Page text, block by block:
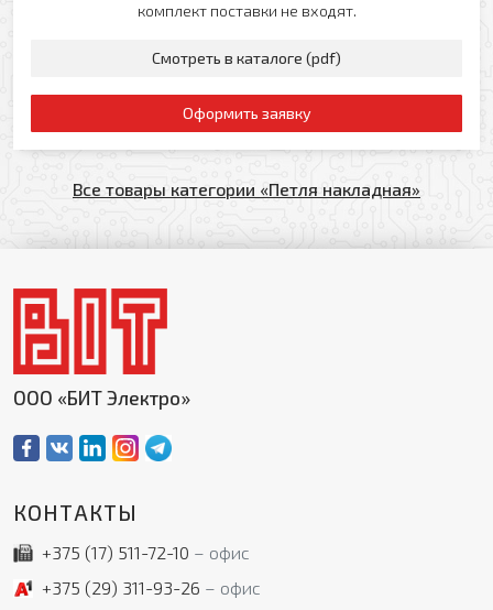
комплект поставки не входят.
Смотреть в каталоге (pdf)
Оформить заявку
Все товары категории «Петля накладная»
ООО «БИТ Электро»
КОНТАКТЫ
+375 (17) 511-72-10
офис
+375 (29) 311-93-26
офис